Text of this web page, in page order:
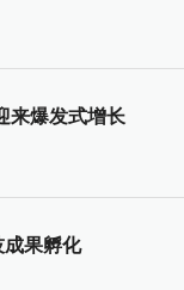
来爆发式增长
果孵化